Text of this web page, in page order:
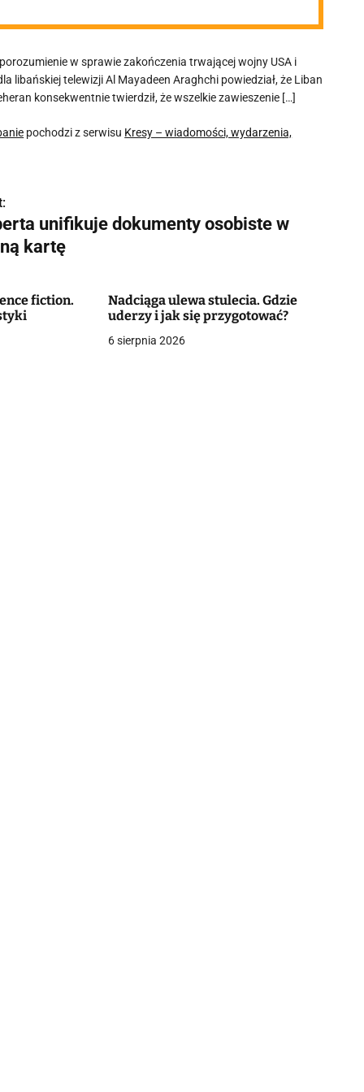
w sprawie zakończenia trwającej wojny USA i
libańskiej telewizji Al Mayadeen Araghchi powiedział, że Liban
konsekwentnie twierdził, że wszelkie zawieszenie […]
pochodzi z serwisu Kresy – wiadomości, wydarzenia,
unifikuje dokumenty osobiste w
kartę
fiction.
Nadciąga ulewa stulecia. Gdzie
uderzy i jak się przygotować?
6 sierpnia 2026